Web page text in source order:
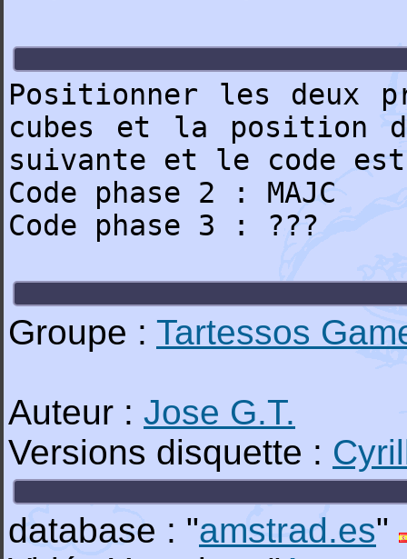
Positionner les deux
cubes et la position
suivante et le code
Code phase 2 : MAJC
Code phase 3 : ???
Groupe : Tartessos
Auteur : Jose G.T.
Versions disquette :
database : "amstrad.es"